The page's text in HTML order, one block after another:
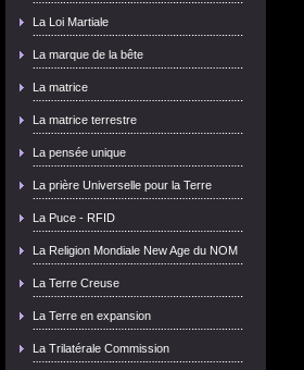
La Loi Martiale
La marque de la bête
La matrice
La matrice terrestre
La pensée unique
La prière Universelle pour la Terre
La Puce - RFID
La Religion Mondiale New Age du NOM
La Terre Creuse
La Terre en expansion
La Trilatérale Commission